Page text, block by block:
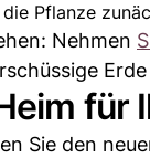
die Pflanze
Nehmen
für
Sie den